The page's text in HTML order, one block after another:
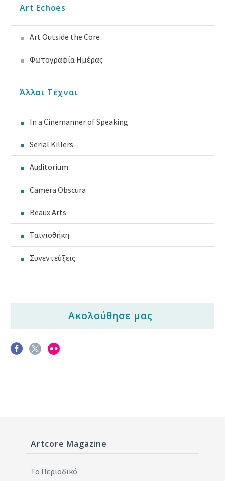
Art Echoes
Art Outside the Core
Φωτογραφία Ημέρας
Άλλαι Τέχναι
In a Cinemanner of Speaking
Serial Killers
Auditorium
Camera Obscura
Beaux Arts
Ταινιοθήκη
Συνεντεύξεις
Ακολούθησε μας
Artcore Magazine
Το Περιοδικό